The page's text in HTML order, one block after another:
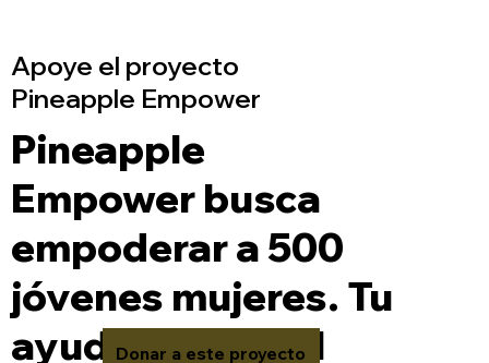
Apoye el proyecto
Pineapple Empower
Pineapple
Empower busca
empoderar a 500
jóvenes mujeres. Tu
ayuda es crucial
Donar a este proyecto